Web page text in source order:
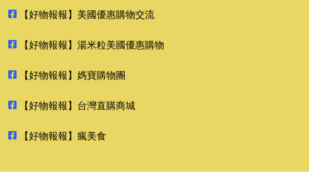
【好物報報】美國優惠購物交流
【好物報報】湯米粒美國優惠購物
【好物報報】媽寶購物團
【好物報報】台灣直購商城
【好物報報】瘋美食